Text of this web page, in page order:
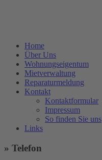
Home
Über Uns
Wohnungseigentum
Mietverwaltung
Reparaturmeldung
Kontakt
Kontaktformular
Impressum
So finden Sie uns
Links
» Telefon